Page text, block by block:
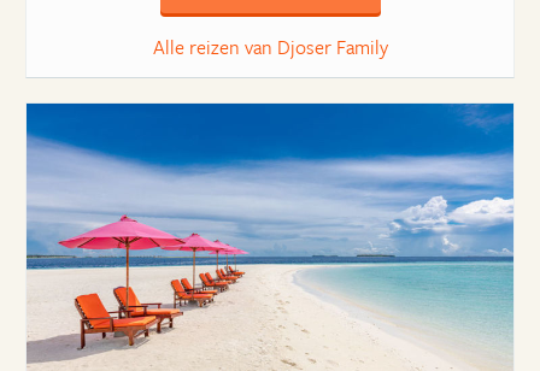
Alle reizen van Djoser Family